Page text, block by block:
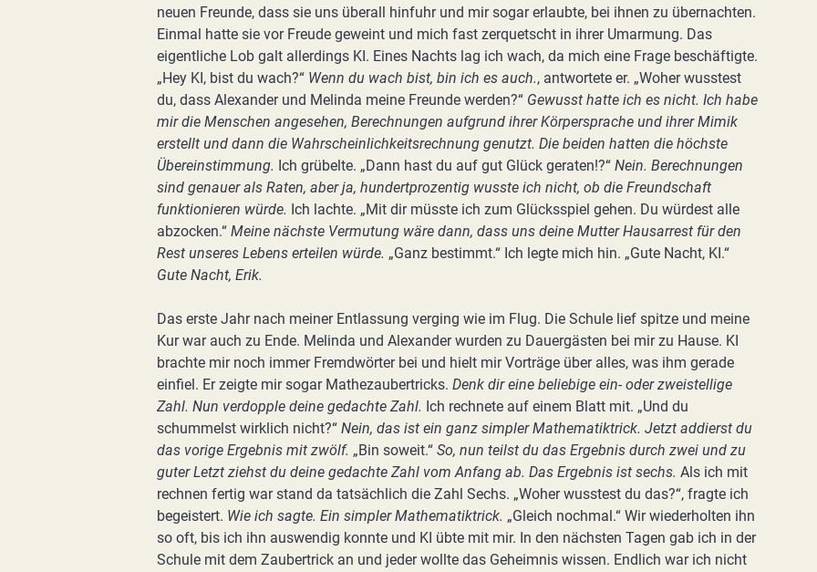
neuen Freunde, dass sie uns überall hinfuhr und mir sogar erlaubte, bei ihnen zu übernachten.
Einmal hatte sie vor Freude geweint und mich fast zerquetscht in ihrer Umarmung. Das
eigentliche Lob galt allerdings KI. Eines Nachts lag ich wach, da mich eine Frage beschäftigte.
„Hey KI, bist du wach?“ Wenn du wach bist, bin ich es auch., antwortete er. „Woher wusstest
du, dass Alexander und Melinda meine Freunde werden?“ Gewusst hatte ich es nicht. Ich habe
mir die Menschen angesehen, Berechnungen aufgrund ihrer Körpersprache und ihrer Mimik
erstellt und dann die Wahrscheinlichkeitsrechnung genutzt. Die beiden hatten die höchste
Übereinstimmung. Ich grübelte. „Dann hast du auf gut Glück geraten!?“ Nein. Berechnungen
sind genauer als Raten, aber ja, hundertprozentig wusste ich nicht, ob die Freundschaft
funktionieren würde. Ich lachte. „Mit dir müsste ich zum Glücksspiel gehen. Du würdest alle
abzocken.“ Meine nächste Vermutung wäre dann, dass uns deine Mutter Hausarrest für den
Rest unseres Lebens erteilen würde. „Ganz bestimmt.“ Ich legte mich hin. „Gute Nacht, KI.“
Gute Nacht, Erik.
Das erste Jahr nach meiner Entlassung verging wie im Flug. Die Schule lief spitze und meine
Kur war auch zu Ende. Melinda und Alexander wurden zu Dauergästen bei mir zu Hause. KI
brachte mir noch immer Fremdwörter bei und hielt mir Vorträge über alles, was ihm gerade
einfiel. Er zeigte mir sogar Mathezaubertricks. Denk dir eine beliebige ein- oder zweistellige
Zahl. Nun verdopple deine gedachte Zahl. Ich rechnete auf einem Blatt mit. „Und du
schummelst wirklich nicht?“ Nein, das ist ein ganz simpler Mathematiktrick. Jetzt addierst du
das vorige Ergebnis mit zwölf. „Bin soweit.“ So, nun teilst du das Ergebnis durch zwei und zu
guter Letzt ziehst du deine gedachte Zahl vom Anfang ab. Das Ergebnis ist sechs. Als ich mit
rechnen fertig war stand da tatsächlich die Zahl Sechs. „Woher wusstest du das?“, fragte ich
begeistert. Wie ich sagte. Ein simpler Mathematiktrick. „Gleich nochmal.“ Wir wiederholten ihn
so oft, bis ich ihn auswendig konnte und KI übte mit mir. In den nächsten Tagen gab ich in der
Schule mit dem Zaubertrick an und jeder wollte das Geheimnis wissen. Endlich war ich nicht